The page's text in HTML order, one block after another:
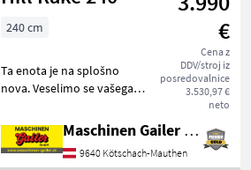
€
Cena z
DDV/stroj iz
posredovalnice
3.530,97 €
neto
240 cm
Ta enota je na splošno
nova. Veselimo se vašega
motorji Tračni obračalnik/
zgrabljalnik
Maschinen Gailer GmbH
9640 Kötschach-Mauthen